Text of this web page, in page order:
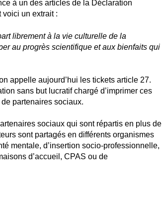
à un des articles de la Déclaration
voici un extrait :
librement à la vie culturelle de la
au progrès scientifique et aux bienfaits qui
appelle aujourd’hui les tickets article 27.
sans but lucratif chargé d’imprimer ces
partenaires sociaux.
sociaux qui sont répartis en plus de
sont partagés en différents organismes
mentale, d’insertion socio-professionnelle,
d’accueil, CPAS ou de